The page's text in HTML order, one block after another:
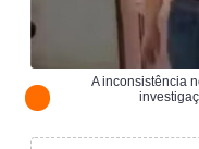
A inconsistência